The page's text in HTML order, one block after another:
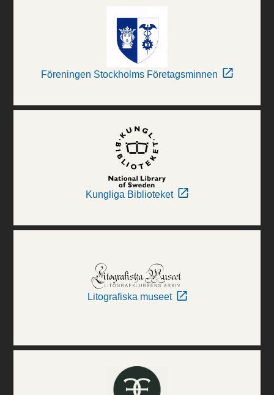
Föreningen Stockholms Företagsminnen
Kungliga Biblioteket
Litografiska museet